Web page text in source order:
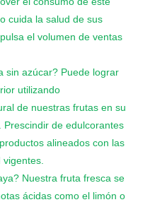
cuida la salud de sus
el volumen de ventas
sin azúcar? Puede lograr
utilizando
de nuestras frutas en su
de edulcorantes
alineados con las
Nuestra fruta fresca se
ácidas como el limón o